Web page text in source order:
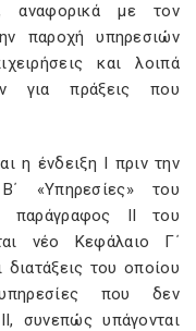
αναφορικά με τον
παροχή υπηρεσιών
και λοιπά
για πράξεις που
η ένδειξη Ι πριν την
«Υπηρεσίες» του
παράγραφος ΙΙ του
νέο Κεφάλαιο Γ΄
του οποίου
που δεν
συνεπώς υπάγονται